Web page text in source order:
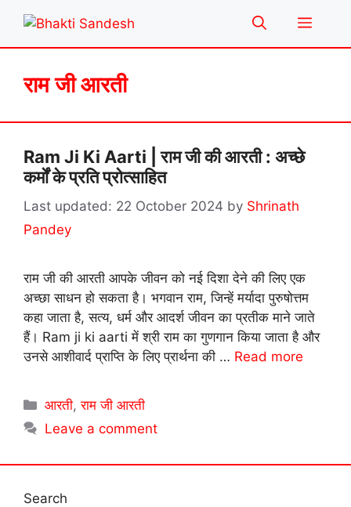
content
Menu
राम जी आरती
Ram Ji Ki Aarti | राम जी की आरती : अच्छे
कर्मों के प्रति प्रोत्साहित
22 October 2024 by Shrinath
Pandey
राम जी की आरती आपके जीवन को नई दिशा देने की लिए एक
अच्छा साधन हो सकता है। भगवान राम, जिन्हें मर्यादा पुरुषोत्तम
कहा जाता है, सत्य, धर्म और आदर्श जीवन का प्रतीक माने जाते
हैं। Ram ji ki aarti में श्री राम का गुणगान किया जाता है और
उनसे आशीवार्द प्राप्ति के लिए प्रार्थना की … Read more
Categories
आरती,राम जी आरती
Leave a comment
Search